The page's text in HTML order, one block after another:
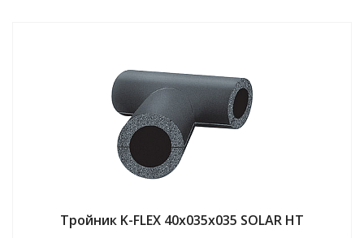
Тройник K-FLEX 40x035x035 SOLAR HT